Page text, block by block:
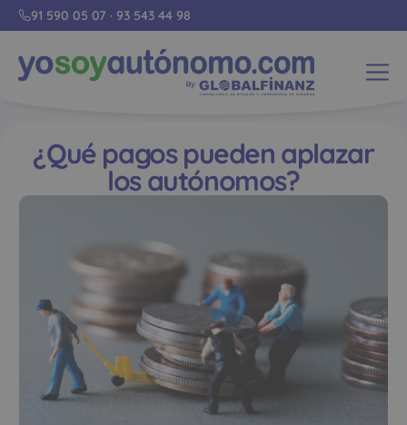
91 590 05 07 · 93 543 44 98
¿Qué pagos pueden aplazar
los autónomos?